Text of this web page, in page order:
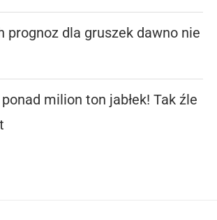
prognoz dla gruszek dawno nie
milion ton jabłek! Tak źle